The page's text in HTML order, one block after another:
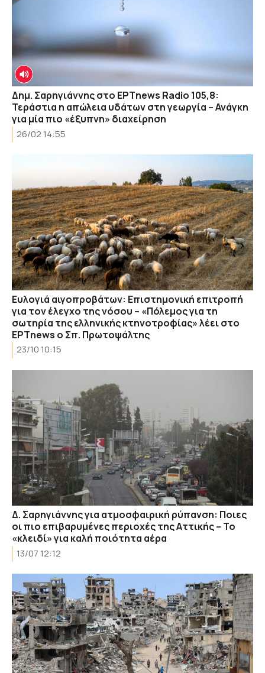
Δημ. Σαρηγιάννης στο ΕΡΤnews Radio 105,8:
Τεράστια η απώλεια υδάτων στη γεωργία – Ανάγκη
για μία πιο «έξυπνη» διαχείρηση
26/02 14:55
Ευλογιά αιγοπροβάτων: Επιστημονική επιτροπή
για τον έλεγχο της νόσου – «Πόλεμος για τη
σωτηρία της ελληνικής κτηνοτροφίας» λέει στο
ΕΡΤnews ο Σπ. Πρωτοψάλτης
23/10 10:15
Δ. Σαρηγιάννης για ατμοσφαιρική ρύπανση: Ποιες
οι πιο επιβαρυμένες περιοχές της Αττικής – Το
«κλειδί» για καλή ποιότητα αέρα
13/07 12:12